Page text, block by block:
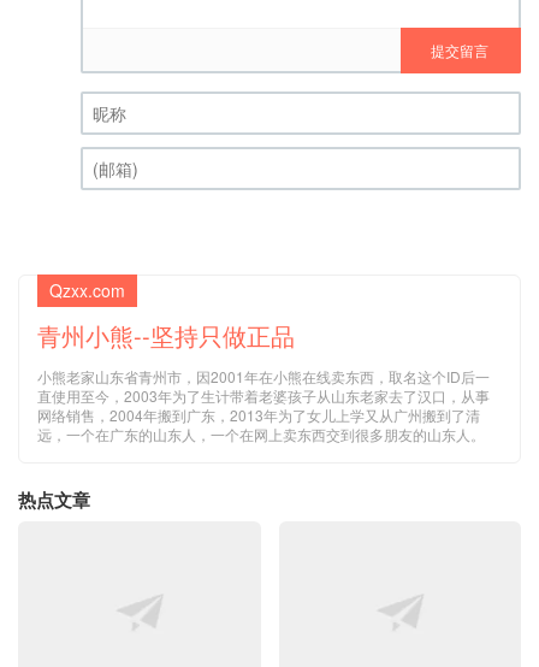
提交留言
昵称 (必填)
Qzxx.com
青州小熊--坚持只做正品
小熊老家山东省青州市，因2001年在小熊在线卖东西，取名这个ID后一
直使用至今，2003年为了生计带着老婆孩子从山东老家去了汉口，从事
网络销售，2004年搬到广东，2013年为了女儿上学又从广州搬到了清
远，一个在广东的山东人，一个在网上卖东西交到很多朋友的山东人。
热点文章